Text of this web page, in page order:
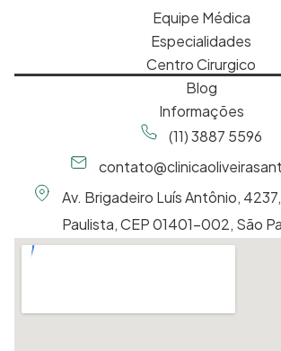
Equipe Médica
Especialidades
Centro Cirurgico
Blog
Informações
(11) 3887 5596
Av. Brigadeiro Luís Antônio,
Paulista, CEP 01401-002, São